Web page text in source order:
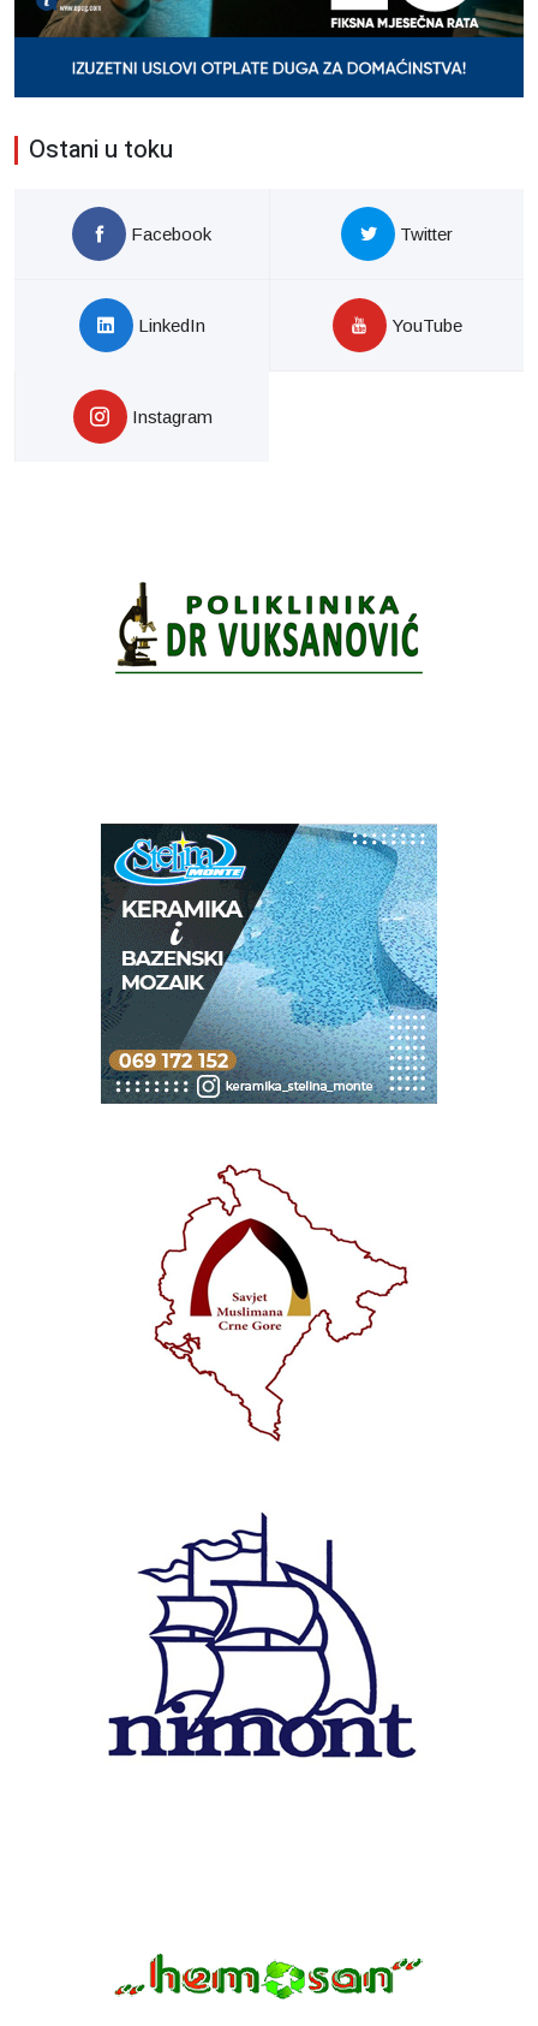
Ostani u toku
Facebook Twitter
LinkedIn YouTube
Instagram